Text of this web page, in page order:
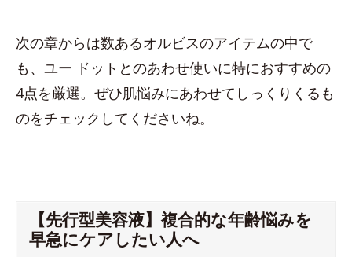
次の章からは数あるオルビスのアイテムの中で
も、ユー ドットとのあわせ使いに特におすすめの
4点を厳選。ぜひ肌悩みにあわせてしっくりくるも
のをチェックしてくださいね。
【先行型美容液】複合的な年齢悩みを
早急にケアしたい人へ